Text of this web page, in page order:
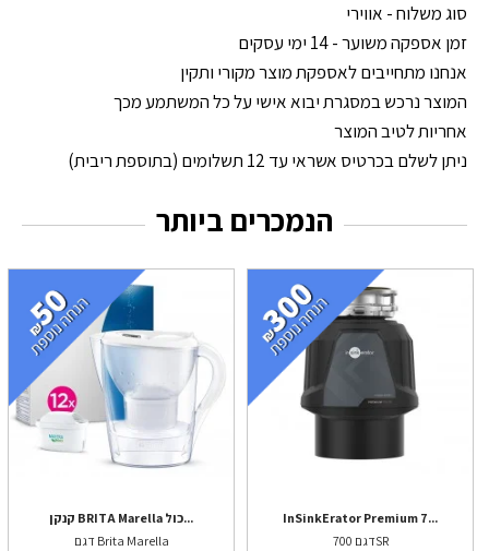
סוג משלוח - אווירי
זמן אספקה משוער - 14 ימי עסקים
אנחנו מתחייבים לאספקת מוצר מקורי ותקין
המוצר נרכש במסגרת יבוא אישי על כל המשתמע מכך
אחריות לטיב המוצר
ניתן לשלם בכרטיס אשראי עד 12 תשלומים (בתוספת ריבית)
הנמכרים ביותר
קנקן BRITA Marella כול...
דגם Brita Marella
InSinkErator Premium 7...
דגם 700SR